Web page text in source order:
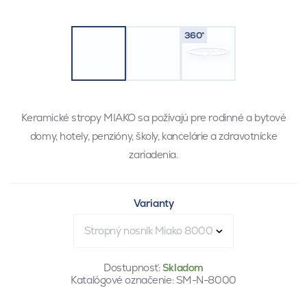
360°
Keramické stropy MIAKO sa požívajú pre rodinné a bytové
domy, hotely, penzióny, školy, kancelárie a zdravotnícke
zariadenia.
Varianty
Stropný nosník Miako 8000
Dostupnosť:Skladom
Katalógové označenie: SM-N-8000